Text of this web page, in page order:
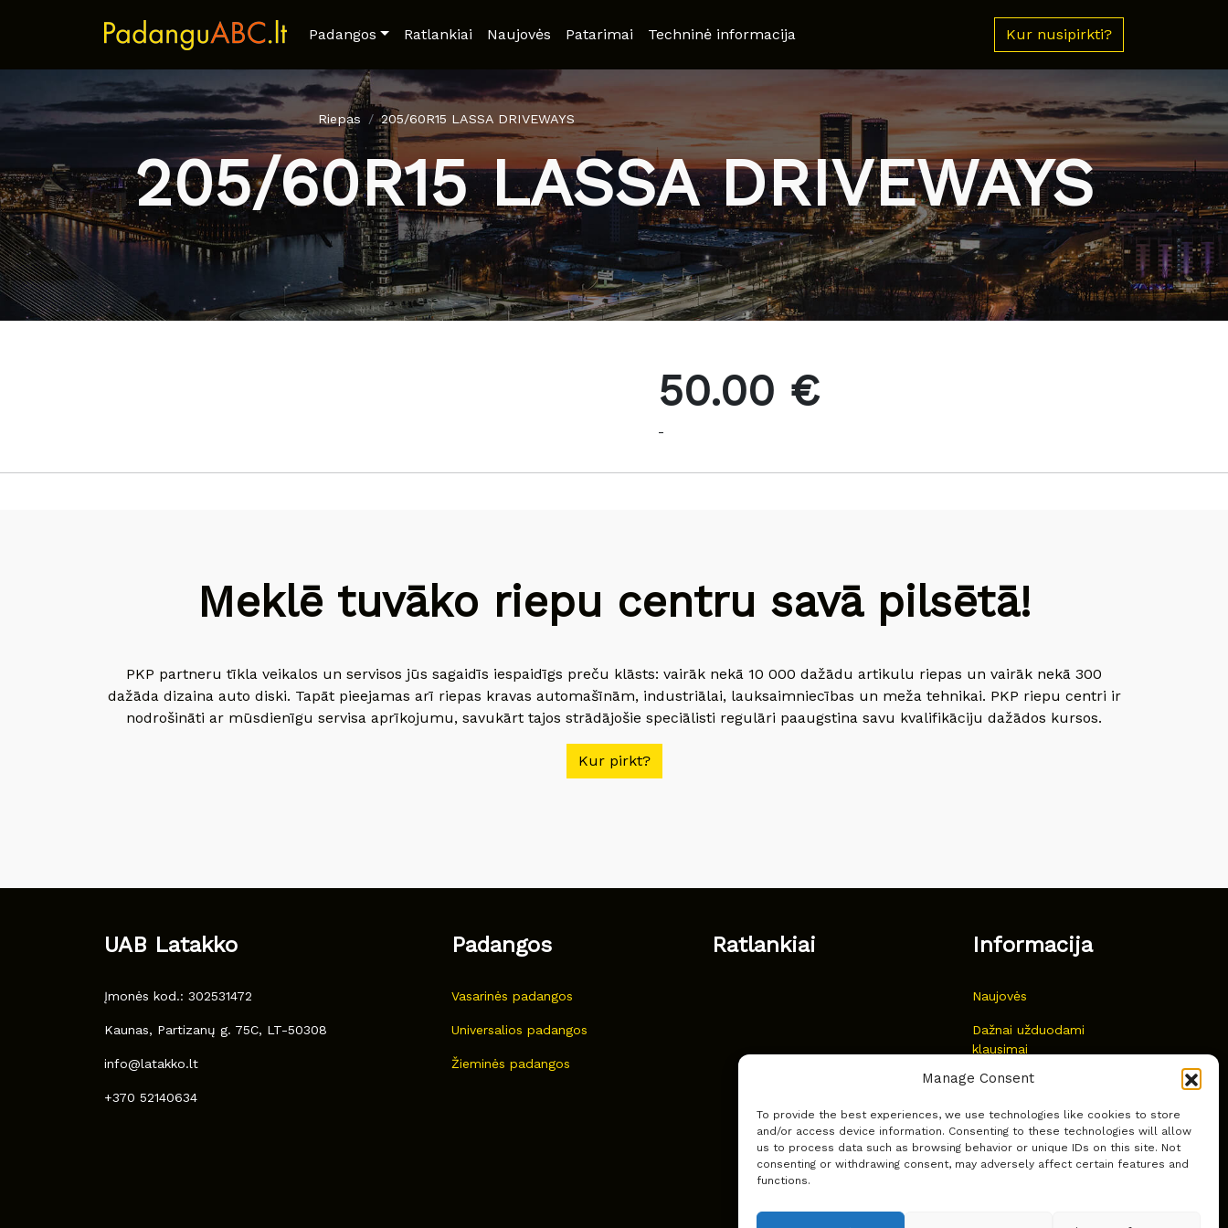
Manage Consent
To provide the best experiences, we use technologies like cookies to store
and/or access device information. Consenting to these technologies will allow
us to process data such as browsing behavior or unique IDs on this site. Not
consenting or withdrawing consent, may adversely affect certain features and
functions.
Padangos Ratlankiai Naujovės Patarimai Techninė informacija Kur nusipirkti?
Riepas 205/60R15 LASSA DRIVEWAYS
205/60R15 LASSA DRIVEWAYS
50.00 €
-
Meklē tuvāko riepu centru savā pilsētā!
PKP partneru tīkla veikalos un servisos jūs sagaidīs iespaidīgs preču klāsts: vairāk nekā 10 000 dažādu artikulu riepas un vairāk nekā 300
dažāda dizaina auto diski. Tapāt pieejamas arī riepas kravas automašīnām, industriālai, lauksaimniecības un meža tehnikai. PKP riepu centri ir
nodrošināti ar mūsdienīgu servisa aprīkojumu, savukārt tajos strādājošie speciālisti regulāri paaugstina savu kvalifikāciju dažādos kursos.
Kur pirkt?
UAB Latakko
Įmonės kod.: 302531472
Kaunas, Partizanų g. 75C, LT-50308
info@latakko.lt
+370 52140634
Padangos
Vasarinės padangos
Universalios padangos
Žieminės padangos
Ratlankiai Informacija
Naujovės
Dažnai užduodami
klausimai
Kur nusipirkti?
Privatumas